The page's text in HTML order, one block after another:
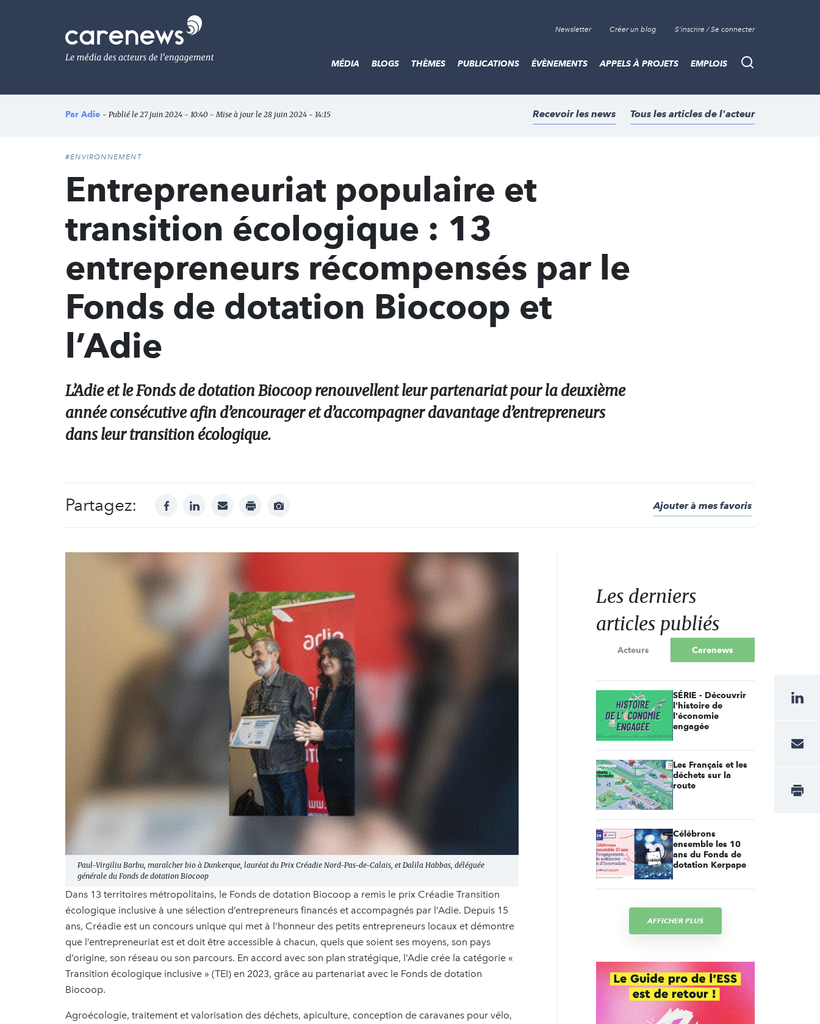
Le
média
de
l'engagement
Newsletter Créer un blog S'inscrire / Se connecter
Recherche
MÉDIA BLOGS THÈMES PUBLICATIONS ÉVÈNEMENTS APPELS À PROJETS EMPLOIS
Par Adie - Publié le 27 juin 2024 - 10:40 - Mise à jour le 28 juin 2024 - 14:15 Recevoir les news Tous les articles de l'acteur
#ENVIRONNEMENT
Entrepreneuriat populaire et
transition écologique : 13
entrepreneurs récompensés par le
Fonds de dotation Biocoop et
l’Adie
L’Adie et le Fonds de dotation Biocoop renouvellent leur partenariat pour la deuxième
année consécutive afin d’encourager et d’accompagner davantage d’entrepreneurs
dans leur transition écologique.
Partagez: facebooklinkedinmail print
Afficher
Ajouter à mes favoris
Paul-Virgiliu Barbu, maraîcher bio à Dunkerque, lauréat du Prix Créadie Nord-Pas-de-Calais, et Dalila Habbas, déléguée
générale du Fonds de dotation Biocoop
Dans 13 territoires métropolitains, le Fonds de dotation Biocoop a remis le prix Créadie Transition
écologique inclusive à une sélection d’entrepreneurs financés et accompagnés par l’Adie. Depuis 15
ans, Créadie est un concours unique qui met à l’honneur des petits entrepreneurs locaux et démontre
que l’entrepreneuriat est et doit être accessible à chacun, quels que soient ses moyens, son pays
d’origine, son réseau ou son parcours. En accord avec son plan stratégique, l’Adie crée la catégorie «
Transition écologique inclusive » (TEI) en 2023, grâce au partenariat avec le Fonds de dotation
Biocoop.
Agroécologie, traitement et valorisation des déchets, apiculture, conception de caravanes pour vélo,
Les derniers
articles publiés
Acteurs Carenews
SÉRIE - Découvrir
l'histoire de
l'économie
engagée
Les Français et les
déchets sur la
route
Célébrons
ensemble les 10
ans du Fonds de
dotation Kerpape
AFFICHER PLUS